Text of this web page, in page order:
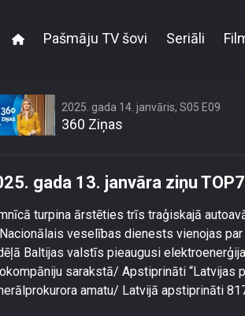
Pašmāju TV šovi Seriāli
2025. gada 14. janvāris, S05 E09
360 Ziņas
gada 13. janvāra ziņu TOP7
turpina ārstēties trīs traģiskajā
veselības dienests vienojas
Baltijas valstīs pieaugusi
sarakstā/ Apstiprināti “Latvijas
amatu/ Latvijā apstiprināti